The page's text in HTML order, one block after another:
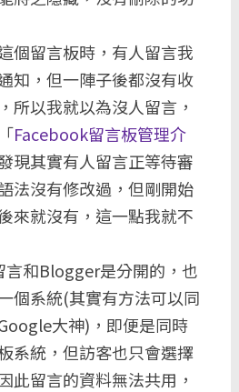
個留言板時，有人留言我
知，但一陣子後都沒有收
所以我就以為沒人留言，
Facebook留言板管理介
現其實有人留言正等待審
法沒有修改過，但剛開始
來就沒有，這一點我就不
言和Blogger是分開的，也
個系統(其實有方法可以同
大神)，即便是同時
系統，但訪客也只會選擇
此留言的資料無法共用，